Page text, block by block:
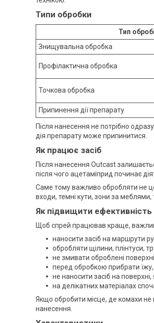
Типи обробки
Тип
Знищувальна обробка
Профілактична обробка
Точкова обробка
Припинення дії препарату
Після нанесення не потрібно
дія препарату може припинитися.
Як працює засіб
Після нанесення Outcast
після чого ацетаміприд починає
Саме тому важливо обробляти не
входи, темні кути, зони за меблями,
Як підвищити ефективність
Щоб спрей працював краще,
наносити засіб на маршрути
обробляти щілини, плінтуси,
не змивати оброблені
перед обробкою прибрати
не наносити засіб на
на делікатних матеріалах
Якщо обробити місце, де комахи
нанесення.